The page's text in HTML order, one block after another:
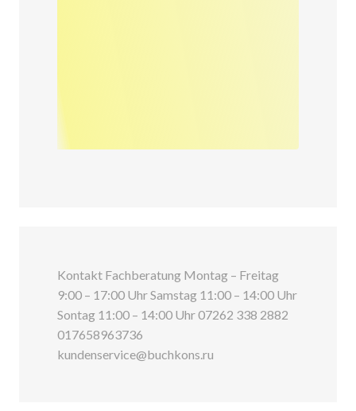
Kontakt Fachberatung Montag – Freitag
9:00 – 17:00 Uhr Samstag 11:00 – 14:00 Uhr
Sontag 11:00 – 14:00 Uhr 07262 338 2882
017658963736
kundenservice@buchkons.ru